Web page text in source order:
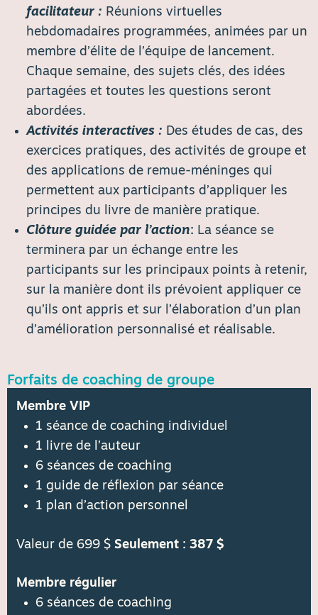
facilitateur : Réunions virtuelles
hebdomadaires programmées, animées par un
membre d’élite de l’équipe de lancement.
Chaque semaine, des sujets clés, des idées
partagées et toutes les questions seront
abordées.
Activités interactives : Des études de cas, des
exercices pratiques, des activités de groupe et
des applications de remue-méninges qui
permettent aux participants d’appliquer les
principes du livre de manière pratique.
Clôture guidée par l’action: La séance se
terminera par un échange entre les
participants sur les principaux points à retenir,
sur la manière dont ils prévoient appliquer ce
qu’ils ont appris et sur l’élaboration d’un plan
d’amélioration personnalisé et réalisable.
Forfaits de coaching de groupe
Membre VIP
1 séance de coaching individuel
1 livre de l’auteur
6 séances de coaching
1 guide de réflexion par séance
1 plan d’action personnel
Valeur de 699 $ Seulement : 387 $
Membre régulier
6 séances de coaching